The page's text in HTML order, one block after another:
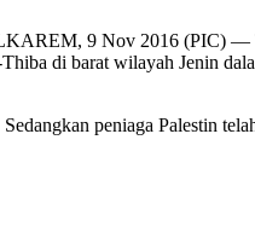
9 Nov 2016 (PIC) —
di barat wilayah Jenin
peniaga Palestin